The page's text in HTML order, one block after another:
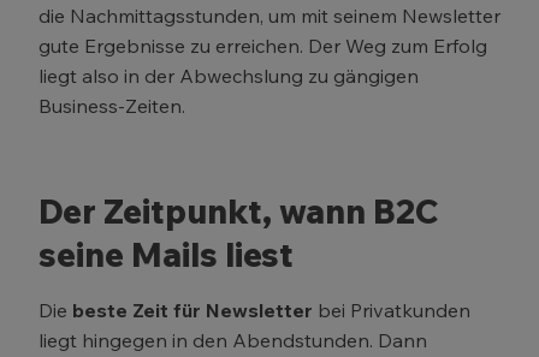
die Nachmittagsstunden, um mit seinem Newsletter
gute Ergebnisse zu erreichen. Der Weg zum Erfolg
liegt also in der Abwechslung zu gängigen
Business-Zeiten.
Der Zeitpunkt, wann B2C
seine Mails liest
Die beste Zeit für Newsletter bei Privatkunden
liegt hingegen in den Abendstunden. Dann